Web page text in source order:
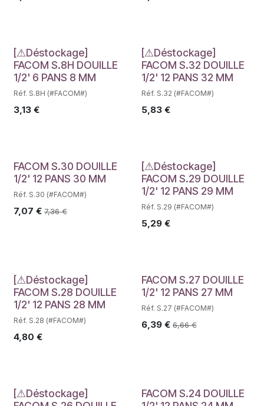
Déstockage
[⚠Déstockage]
FACOM S.8H DOUILLE
1/2' 6 PANS 8 MM
Réf. S.8H (#FACOM#)
3,13 €
Déstockage
[⚠Déstockage]
FACOM S.32 DOUILLE
1/2' 12 PANS 32 MM
Réf. S.32 (#FACOM#)
5,83€
FACOM S.30 DOUILLE
1/2' 12 PANS 30 MM
Réf. S.30 (#FACOM#)
7,07 € 7,36€
Déstockage
[⚠Déstockage]
FACOM S.29 DOUILLE
1/2' 12 PANS 29 MM
Réf. S.29 (#FACOM#)
5,29€
Déstockage
[⚠Déstockage]
FACOM S.28 DOUILLE
1/2' 12 PANS 28 MM
Réf. S.28 (#FACOM#)
4,80 €
FACOM S.27 DOUILLE
1/2' 12 PANS 27 MM
Réf. S.27 (#FACOM#)
6,39€ 6,66€
[⚠Déstockage]
FACOM S.24 DOUILLE